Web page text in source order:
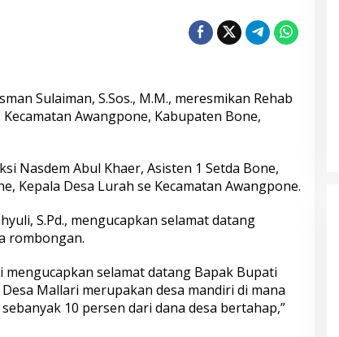
Sulaiman, S.Sos., M.M., meresmikan Rehab
Awangpone, Kabupaten Bone,
Nasdem Abul Khaer, Asisten 1 Setda Bone,
Kepala Desa Lurah se Kecamatan Awangpone.
S.Pd., mengucapkan selamat datang
rombongan.
selamat datang Bapak Bupati
Mallari merupakan desa mandiri di mana
10 persen dari dana desa bertahap,”